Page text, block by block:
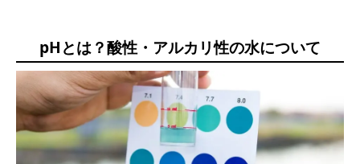
pHとは？酸性・アルカリ性の水について